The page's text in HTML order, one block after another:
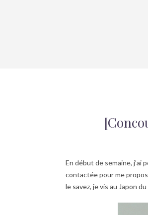
En début de semaine, j’ai
contactée pour me
le savez, je vis au Japon